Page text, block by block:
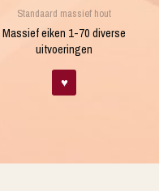
Standaard massief hout
Massief eiken 1-70 diverse
uitvoeringen
♥